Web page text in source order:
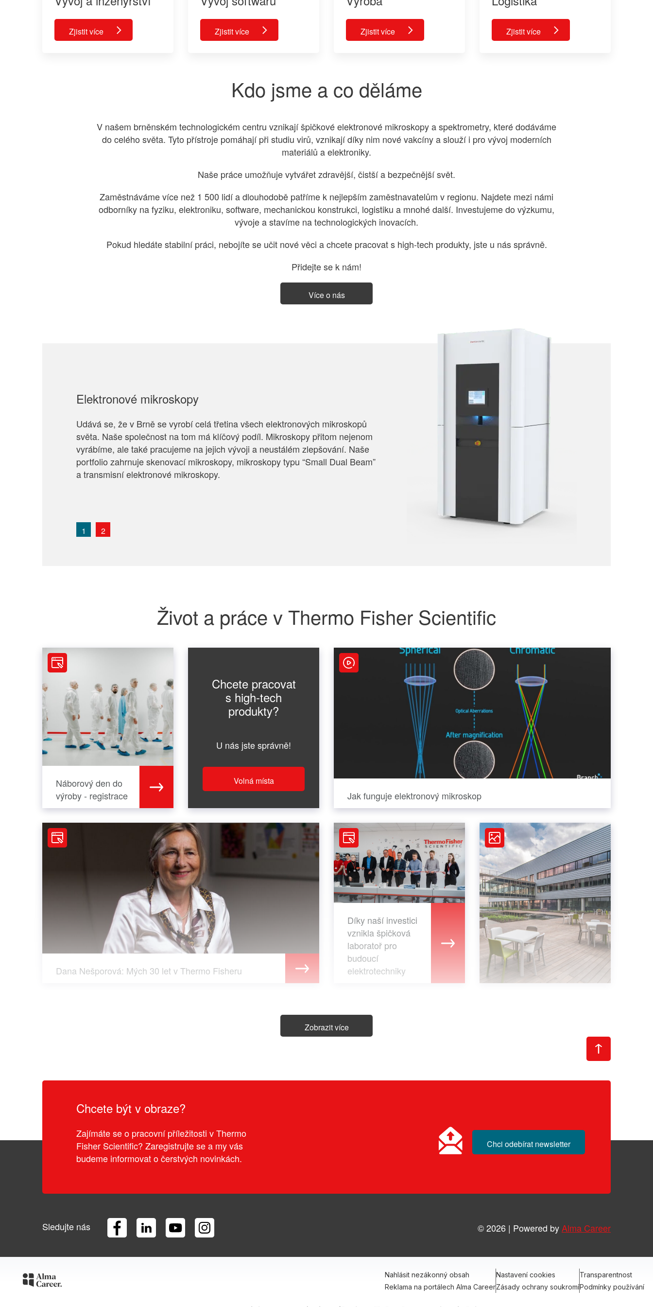
Kdo jsme a co děláme
V našem brněnském technologickém centru vznikají špičkové elektronové mikroskopy a spektrometry, které dodáváme
do celého světa. Tyto přístroje pomáhají při studiu virů, vznikají díky nim nové vakcíny a slouží i pro vývoj moderních
materiálů a elektroniky.
Naše práce umožňuje vytvářet zdravější, čistší a bezpečnější svět.
Zaměstnáváme více než 1 500 lidí a dlouhodobě patříme k nejlepším zaměstnavatelům v regionu. Najdete mezi námi
odborníky na fyziku, elektroniku, software, mechanickou konstrukci, logistiku a mnohé další. Investujeme do výzkumu,
vývoje a stavíme na technologických inovacích.
Pokud hledáte stabilní práci, nebojíte se učit nové věci a chcete pracovat s high-tech produkty, jste u nás správně.
Přidejte se k nám!
Více o nás
Elektronové mikroskopy
Udává se, že v Brně se vyrobí celá třetina všech elektronových mikroskopů
světa. Naše společnost na tom má klíčový podíl. Mikroskopy přitom nejenom
vyrábíme, ale také pracujeme na jejich vývoji a neustálém zlepšování. Naše
portfolio zahrnuje skenovací mikroskopy, mikroskopy typu “Small Dual Beam”
a transmisní elektronové mikroskopy.
1 2
Zjistit více Zjistit více Zjistit více Zjistit více
Život a práce v Thermo Fisher Scientific
Náborový den do
výroby - registrace
Chcete pracovat
s high-tech
produkty?
U nás jste správně!
Volná místa
Jak funguje elektronový mikroskop
Dana Nešporová: Mých 30 let v Thermo Fisheru
Díky naší investici
vznikla špičková
laboratoř pro
budoucí
elektrotechniky
Zobrazit více
Chcete být v obraze?
Zajímáte se o pracovní příležitosti v Thermo
Fisher Scientific? Zaregistrujte se a my vás
budeme informovat o čerstvých novinkách.
Chci odebírat newsletter
Sledujte nás FacebookLinkedInYouTubeInstagram © 2026 | Powered byAlma Career
Nahlásit nezákonný obsah Nastavení cookies
Transparentnost
Reklama na portálech Alma CareerZásady ochrany soukromíPodmínky používání